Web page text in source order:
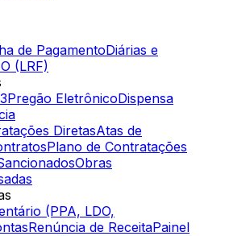
de PagamentoDiárias e
(LRF)
Pregão EletrônicoDispensa
DiretasAtas de
Plano de Contratações
Obras
(PPA, LDO,
Renúncia de ReceitaPainel